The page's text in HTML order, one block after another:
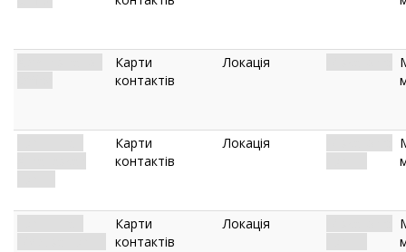
Карти
контактів
Локація
Карти
контактів
Локація
Карти
контактів
Локація